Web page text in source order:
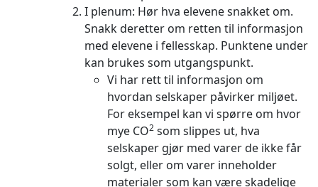
I plenum: Hør hva elevene snakket om.
Snakk deretter om retten til informasjon
med elevene i fellesskap. Punktene under
kan brukes som utgangspunkt.
Vi har rett til informasjon om
hvordan selskaper påvirker miljøet.
For eksempel kan vi spørre om hvor
mye CO2som slippes ut, hva
selskaper gjør med varer de ikke får
solgt, eller om varer inneholder
materialer som kan være skadelige